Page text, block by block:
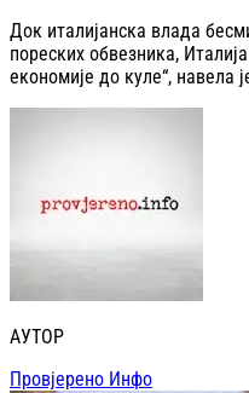
Док италијанска влада
пореских обвезника,
економије до куле“, навела
АУТОР
Провјерено Инфо